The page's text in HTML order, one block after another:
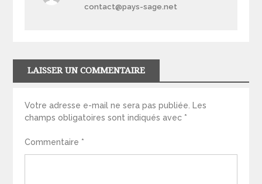
contact@pays-sage.net
LAISSER UN COMMENTAIRE
Votre adresse e-mail ne sera pas publiée.
Les
champs obligatoires sont indiqués avec *
Commentaire *